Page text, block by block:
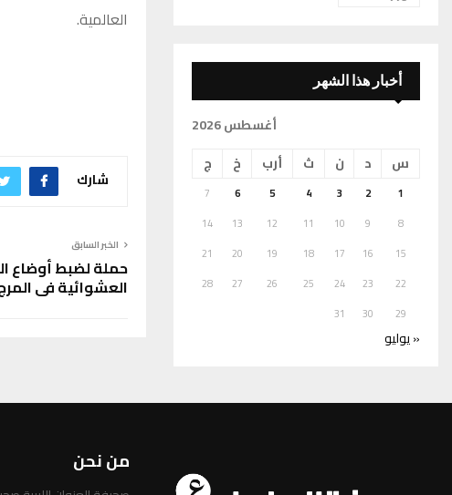
العالمية.
شارك
الخبر السابق
حملة لضبط أوضاع
العشوائية في
أخبار هذا الشهر
أغسطس 2026
س
د ن ث أرب خ ج
1
2
3
4
5
6
7
8
9
10
11
12
13
14
15
16
17
18
19
20
21
22
23
24
25
26
27
28
29
30
31
« يوليو
من نحن